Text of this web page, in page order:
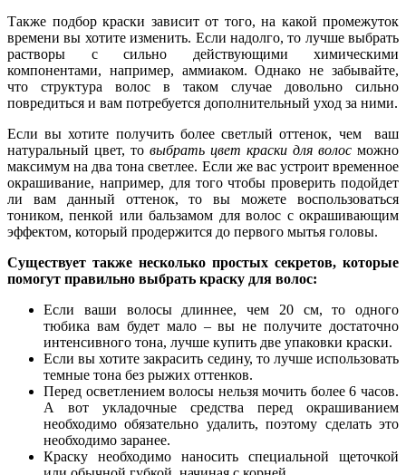
Также подбор краски зависит от того, на какой промежуток
времени вы хотите изменить. Если надолго, то лучше выбрать
растворы с сильно действующими химическими
компонентами, например, аммиаком. Однако не забывайте,
что структура волос в таком случае довольно сильно
повредиться и вам потребуется дополнительный уход за ними.
Если вы хотите получить более светлый оттенок, чем ваш
натуральный цвет, то выбрать цвет краски для волос можно
максимум на два тона светлее. Если же вас устроит временное
окрашивание, например, для того чтобы проверить подойдет
ли вам данный оттенок, то вы можете воспользоваться
тоником, пенкой или бальзамом для волос с окрашивающим
эффектом, который продержится до первого мытья головы.
Существует также несколько простых секретов, которые
помогут правильно выбрать краску для волос:
Если ваши волосы длиннее, чем 20 см, то одного
тюбика вам будет мало – вы не получите достаточно
интенсивного тона, лучше купить две упаковки краски.
Если вы хотите закрасить седину, то лучше использовать
темные тона без рыжих оттенков.
Перед осветлением волосы нельзя мочить более 6 часов.
А вот укладочные средства перед окрашиванием
необходимо обязательно удалить, поэтому сделать это
необходимо заранее.
Краску необходимо наносить специальной щеточкой